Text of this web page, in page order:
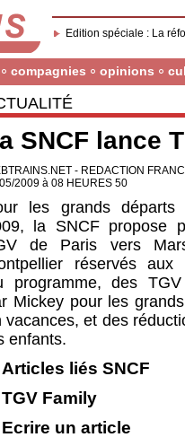
Edition spéciale : La
compagnies opinions
SNCF lance
- REDACTION
2009 à 08 HEURES 50
les grands départs
la SNCF propose
de Paris vers
réservés aux
programme, des
Mickey pour les
vacances, et des
enfants.
Articles liés SNCF
TGV Family
Ecrire un article